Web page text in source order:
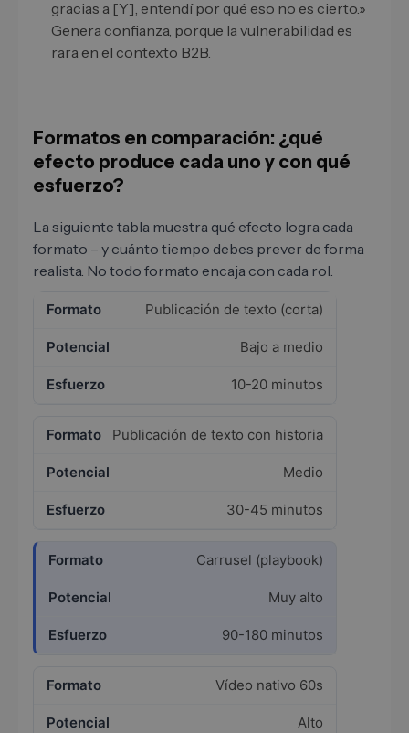
gracias a [Y], entendí por qué eso no es cierto.»
Genera confianza, porque la vulnerabilidad es
rara en el contexto B2B.
Formatos en comparación: ¿qué
efecto produce cada uno y con qué
esfuerzo?
La siguiente tabla muestra qué efecto logra cada
formato – y cuánto tiempo debes prever de forma
realista. No todo formato encaja con cada rol.
Publicación de texto (corta)
Bajo a medio
10-20 minutos
Publicación de texto con historia
Medio
30-45 minutos
Carrusel (playbook)
Muy alto
90-180 minutos
Vídeo nativo 60s
Alto